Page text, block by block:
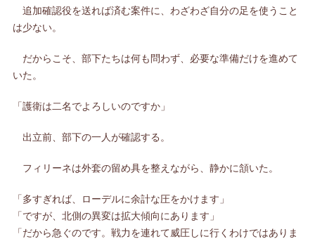
追加確認役を送れば済む案件に、わざわざ自分の足を使うこと
は少ない。
だからこそ、部下たちは何も問わず、必要な準備だけを進めて
いた。
「護衛は二名でよろしいのですか」
出立前、部下の一人が確認する。
フィリーネは外套の留め具を整えながら、静かに頷いた。
「多すぎれば、ローデルに余計な圧をかけます」
「ですが、北側の異変は拡大傾向にあります」
「だから急ぐのです。戦力を連れて威圧しに行くわけではありま